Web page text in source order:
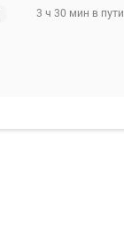
3 ч 30 мин в пути